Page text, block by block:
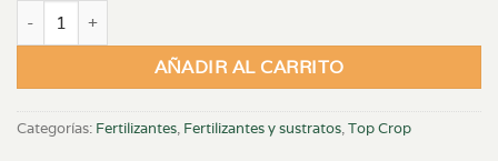
Big One 250 ml cantidad
AÑADIR AL CARRITO
Categorías: Fertilizantes, Fertilizantes y sustratos,Top Crop